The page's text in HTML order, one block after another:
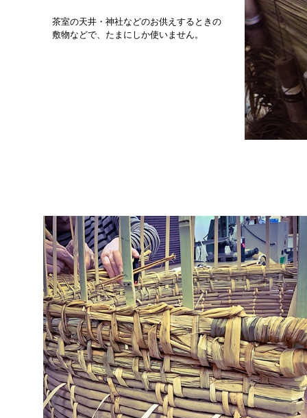
茶室の天井・神社などのお供えするときの
敷物などで、たまにしか使いません。